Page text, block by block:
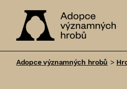
významných
Adopce významných hrobů >